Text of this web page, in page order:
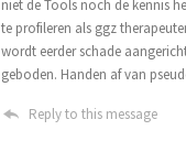
niet de Tools noch de kennis
te profileren als ggz
wordt eerder schade
geboden. Handen af van
Reply to this message